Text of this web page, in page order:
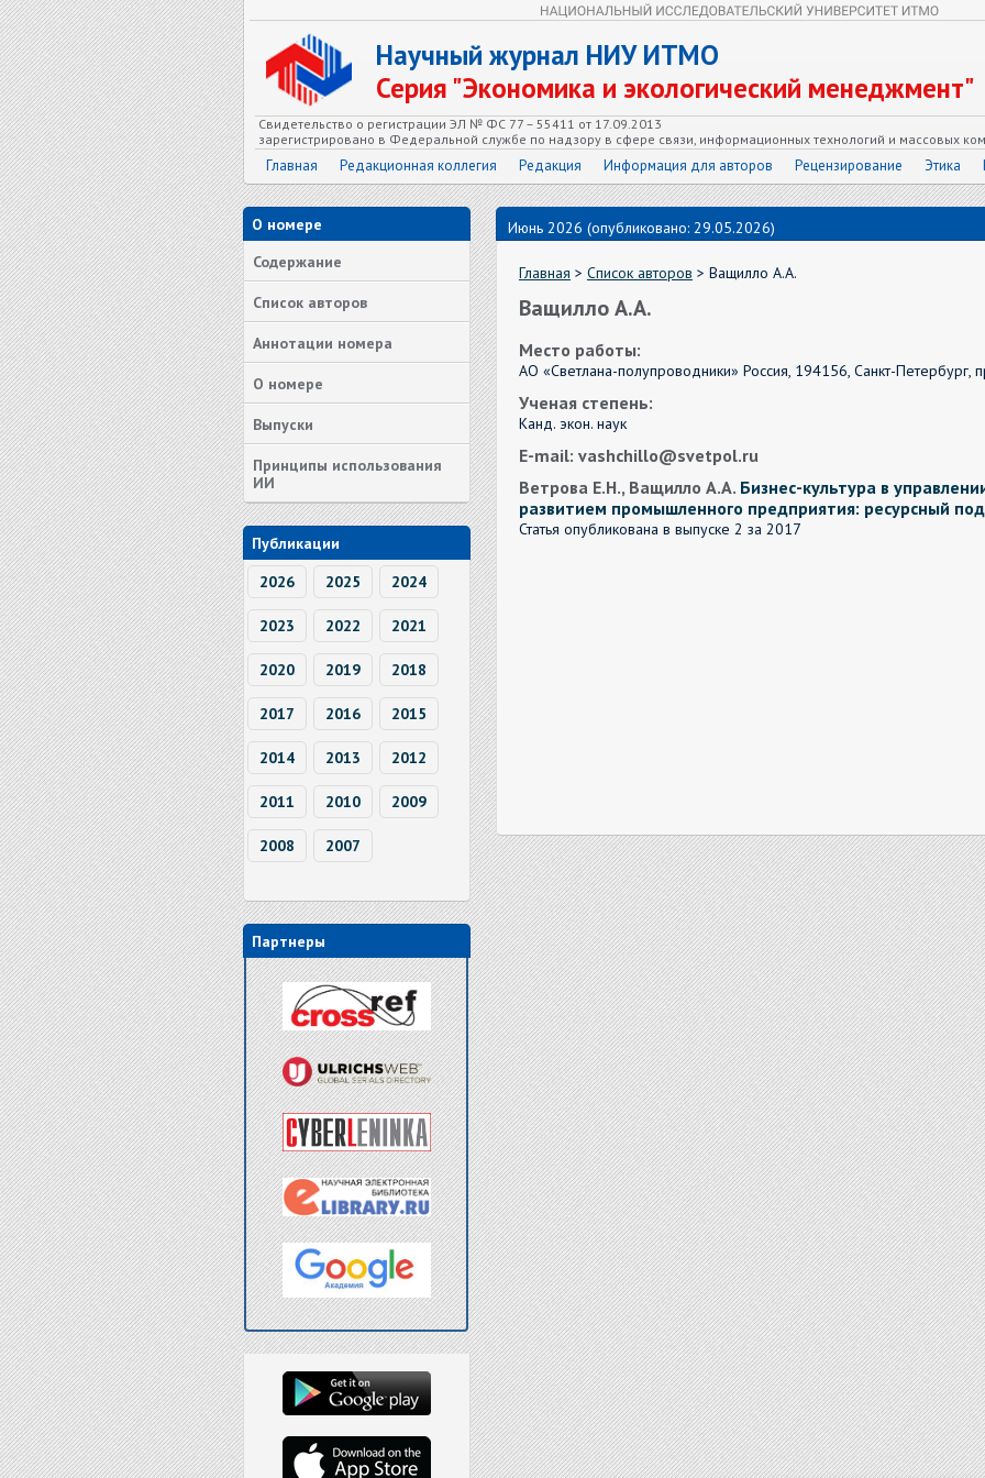
Научный журнал НИУ ИТМО
Серия "Экономика и экологический менеджмент"
Свидетельство о регистрации ЭЛ № ФС 77 – 55411 от 17.09.2013
зарегистрировано в Федеральной службе по надзору в сфере связи, информационных технологий и массовых
Главная Редакционная коллегия Редакция Информация для авторов Рецензирование Этика
О номере
Содержание
Список авторов
Аннотации номера
О номере
Выпуски
Принципы использования
ИИ
Публикации
2026
2025 2024
2023 2022 2021
2020 2019 2018
2017 2016 2015
2014 2013 2012
2011 2010 2009
2008 2007
Партнеры
Июнь 2026 (опубликовано: 29.05.2026)
Главная > Список авторов > Ващилло А.А.
Ващилло А.А.
Место работы:
АО «Светлана-полупроводники» Россия, 194156, Санкт-Петербург,
Ученая степень:
Канд. экон. наук
E-mail: vashchillo@svetpol.ru
Ветрова Е.Н., Ващилло А.А. Бизнес-культура в
развитием промышленного предприятия: ресурсный
Статья опубликована в выпуске 2 за 2017